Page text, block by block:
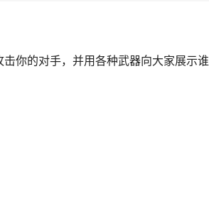
你的对手，并用各种武器向大家展示谁